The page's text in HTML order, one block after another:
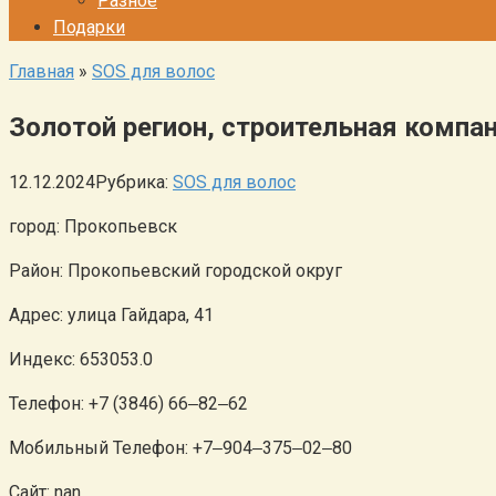
Подарки
Главная » SOS для волос
Золотой регион, строительная
12.12.2024Рубрика: SOS для волос
город: Прокопьевск
Район: Прокопьевский городской округ
Адрес: улица Гайдара, 41
Индекс: 653053.0
Телефон: +7 (3846) 66‒82‒62
Мобильный Телефон: +7‒904‒375‒02‒80